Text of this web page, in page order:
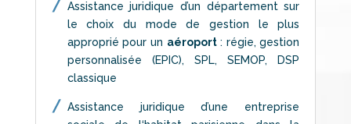
Assistance juridique d’un département sur
le choix du mode de gestion le plus
approprié pour un aéroport: régie, gestion
personnalisée (EPIC), SPL, SEMOP, DSP
classique
Assistance juridique d’une entreprise